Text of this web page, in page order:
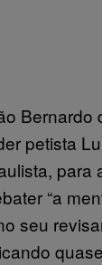
Bernardo
petista
para
“a
seu